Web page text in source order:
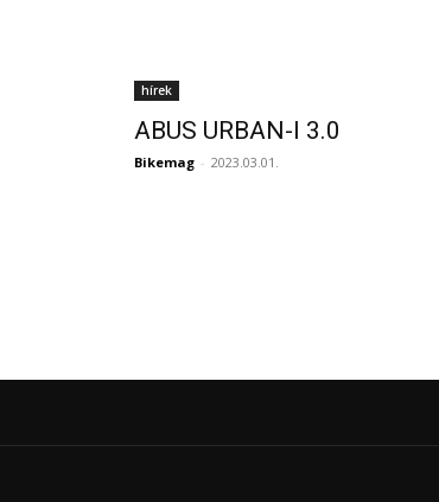
hírek
ABUS URBAN-I 3.0
Bikemag - 2023.03.01.